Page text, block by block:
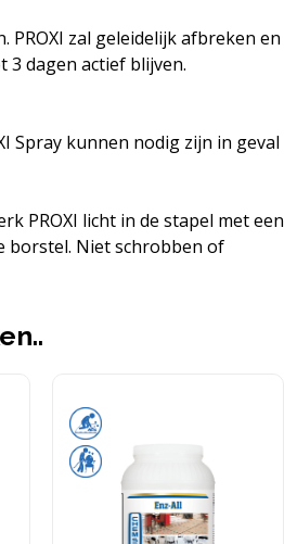
PROXI zal geleidelijk afbreken en
3 dagen actief blijven.
Spray kunnen nodig zijn in geval
PROXI licht in de stapel met een
borstel. Niet schrobben of